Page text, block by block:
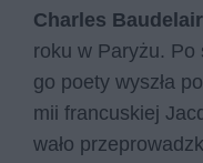
Char­les
roku w Pa­ry­żu. Po
go po­ety wy­szła
mii fran­cu­skiej
wa­ło